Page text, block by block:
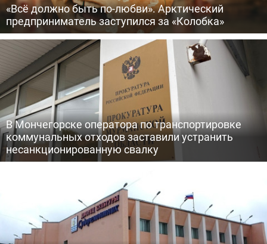
«Всё должно быть по-любви». Арктический
предприниматель заступился за «Колобка»
В Мончегорске оператора по транспортировке
коммунальных отходов заставили устранить
несанкционированную свалку